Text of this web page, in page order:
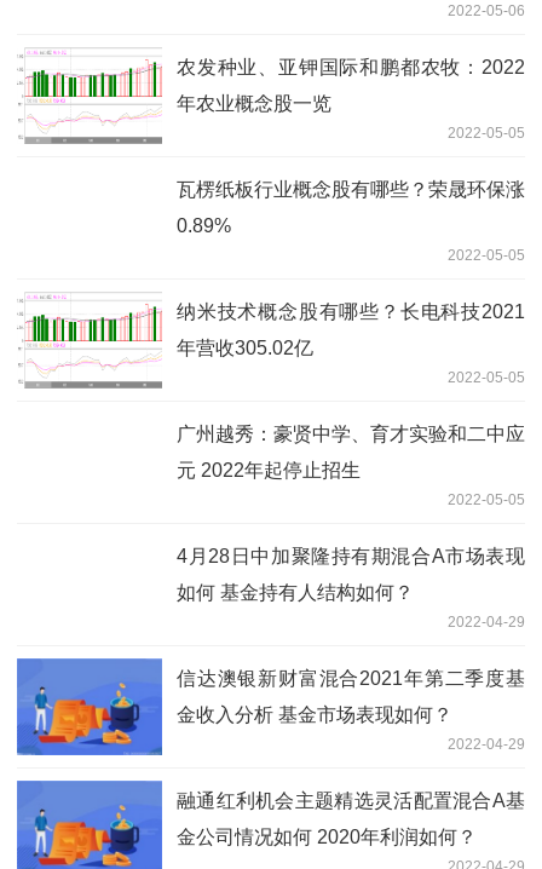
2022-05-06
农发种业、亚钾国际和鹏都农牧：2022
年农业概念股一览
2022-05-05
瓦楞纸板行业概念股有哪些？荣晟环保涨
0.89%
2022-05-05
纳米技术概念股有哪些？长电科技2021
年营收305.02亿
2022-05-05
广州越秀：豪贤中学、育才实验和二中应
元 2022年起停止招生
2022-05-05
4月28日中加聚隆持有期混合A市场表现
如何 基金持有人结构如何？
2022-04-29
信达澳银新财富混合2021年第二季度基
金收入分析 基金市场表现如何？
2022-04-29
融通红利机会主题精选灵活配置混合A基
金公司情况如何 2020年利润如何？